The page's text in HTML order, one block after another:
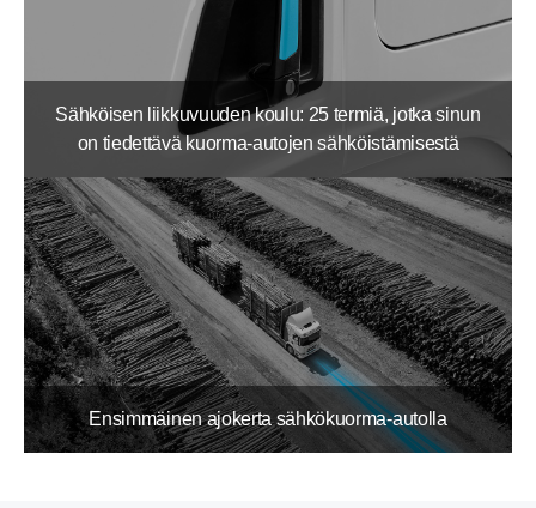
Sähköisen liikkuvuuden koulu: 25 termiä, jotka sinun
on tiedettävä kuorma-autojen sähköistämisestä
Ensimmäinen ajokerta sähkökuorma-autolla